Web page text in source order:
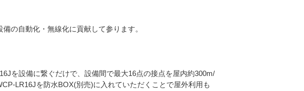
の自動化・無線化に貢献して参ります。
を設備に繋ぐだけで、設備間で最大16点の接点を屋内約300m/
LR16Jを防水BOX(別売)に入れていただくことで屋外利用も